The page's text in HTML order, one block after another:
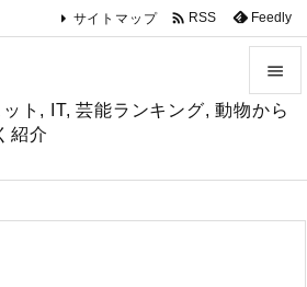
ト, IT, 芸能ランキング, 動物から
紹介



サイトマップ  RSS Feedly